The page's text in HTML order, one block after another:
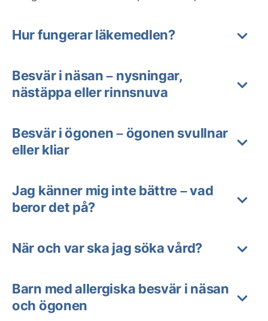
Hur fungerar läkemedlen?
Besvär i näsan – nysningar,
nästäppa eller rinnsnuva
Besvär i ögonen – ögonen svullnar
eller kliar
Jag känner mig inte bättre – vad
beror det på?
När och var ska jag söka vård?
Barn med allergiska besvär i näsan
och ögonen